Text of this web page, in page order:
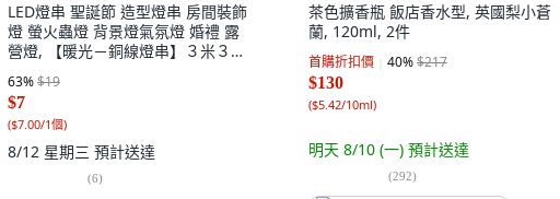
LED燈串 聖誕節 造型燈串 房間裝飾
燈 螢火蟲燈 背景燈氣氛燈 婚禮 露
營燈, 【暖光－銅線燈串】３米３０
燈（附電池）, 1個
63%$19
$7
($7.00/1個)
8/12 星期三 預計送達
(6)
茶色擴香瓶 飯店香水型, 英國梨小蒼
蘭, 120ml, 2件
首購折扣價 40%$217
$130
($5.42/10ml)
明天 8/10 (一) 預計送達
(292)